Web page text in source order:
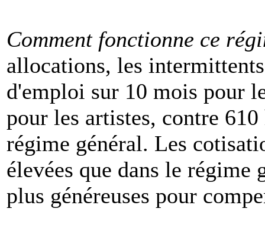
Comment fonctionne ce
allocations, les
d'emploi sur 10 mois pour
pour les artistes, contre
régime général. Les
élevées que dans le régime
plus généreuses pour